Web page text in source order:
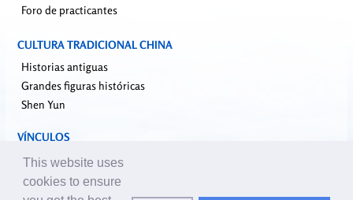
Foro de practicantes
CULTURA TRADICIONAL CHINA
Historias antiguas
Grandes figuras históricas
Shen Yun
VÍNCULOS
falundafa.org
faluninfo.net
minghui.org
This website uses
cookies to ensure